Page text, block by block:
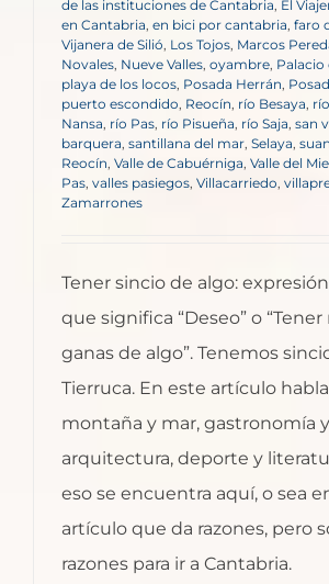
de las instituciones de Cantabria, El
en Cantabria, en bici por cantabria, faro
Vijanera de Silió, Los Tojos, Marcos
Novales, Nueve Valles, oyambre, Palacio
playa de los locos, Posada Herrán,
puerto escondido, Reocín, río Besaya,
Nansa, río Pas, río Pisueña, río Saja, san
barquera, santillana del mar, Selaya,
Reocín, Valle de Cabuérniga, Valle del
Pas, valles pasiegos, Villacarriedo,
Zamarrones
Tener sincio de algo:
que significa “Deseo” o
ganas de algo”. Tenemos
Tierruca. En este artículo
montaña y mar, gastronomía y
arquitectura, deporte y
eso se encuentra aquí, o sea
artículo que da razones, pero
razones para ir a Cantabria.